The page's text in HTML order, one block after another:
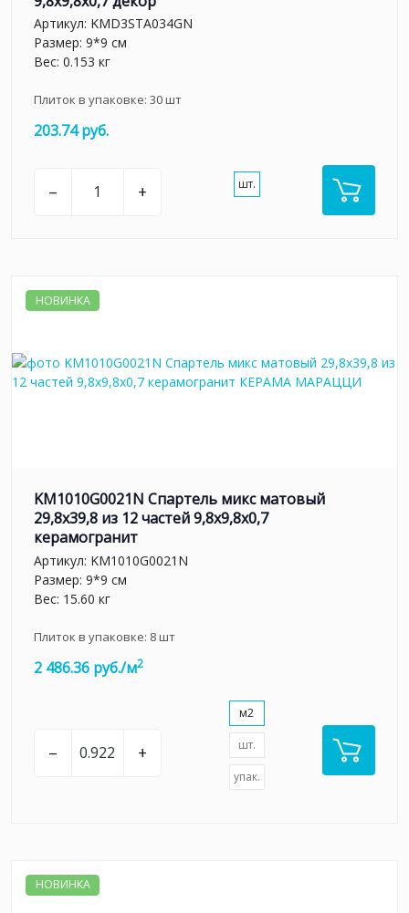
Артикул: KMD3STA034GN
Размер: 9*9 см
Вес: 0.153 кг
Плиток в упаковке: 30шт
203.74 руб.
– + шт.
НОВИНКА
KM1010G0021N Спартель микс матовый
29,8х39,8 из 12 частей 9,8x9,8x0,7
керамогранит
Артикул: KM1010G0021N
Размер: 9*9 см
Вес: 15.60 кг
Плиток в упаковке: 8шт
2 486.36 руб./м2
– +
м2
шт.
упак.
НОВИНКА